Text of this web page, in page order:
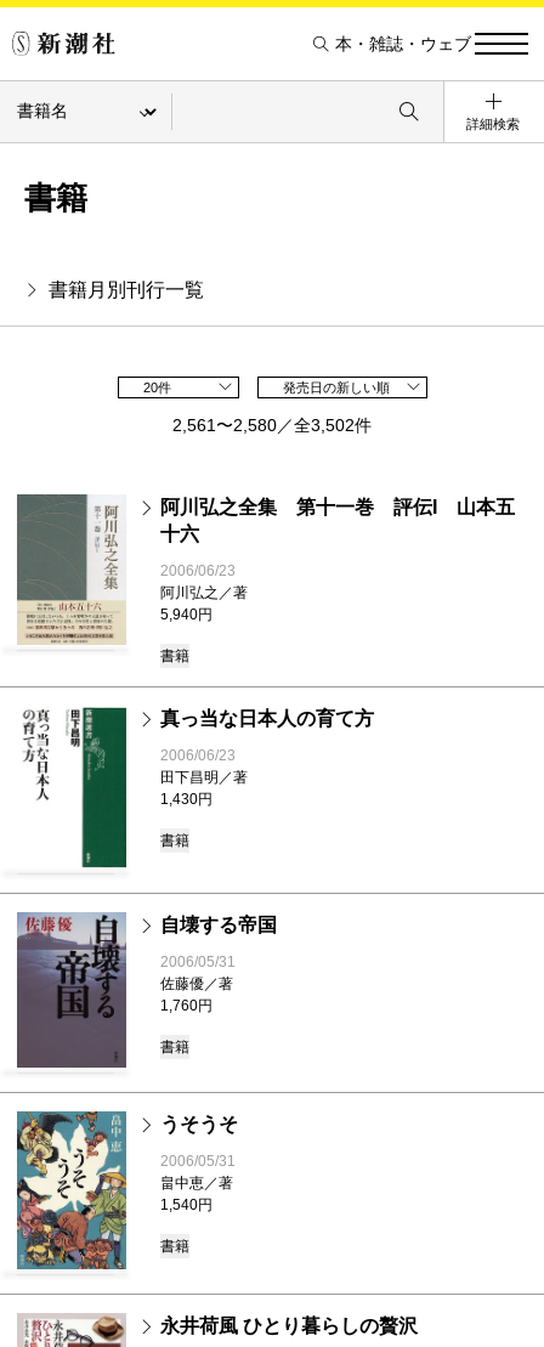
本・雑誌・ウェブ
詳細検索
書籍
書籍月別刊行一覧
20件 発売日の新しい順
2,561〜2,580／全3,502件
阿川弘之全集 第十一巻 評伝I 山本五
十六
2006/06/23
阿川弘之／著
5,940円
書籍
真っ当な日本人の育て方
2006/06/23
田下昌明／著
1,430円
書籍
自壊する帝国
2006/05/31
佐藤優／著
1,760円
書籍
うそうそ
2006/05/31
畠中恵／著
1,540円
書籍
永井荷風 ひとり暮らしの贅沢